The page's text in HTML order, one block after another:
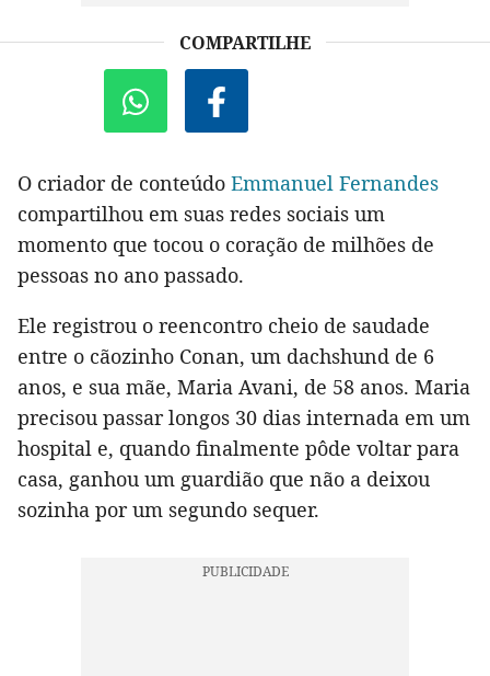
COMPARTILHE
O criador de conteúdo Emmanuel Fernandes
compartilhou em suas redes sociais um
momento que tocou o coração de milhões de
pessoas no ano passado.
Ele registrou o reencontro cheio de saudade
entre o cãozinho Conan, um dachshund de 6
anos, e sua mãe, Maria Avani, de 58 anos. Maria
precisou passar longos 30 dias internada em um
hospital e, quando finalmente pôde voltar para
casa, ganhou um guardião que não a deixou
sozinha por um segundo sequer.